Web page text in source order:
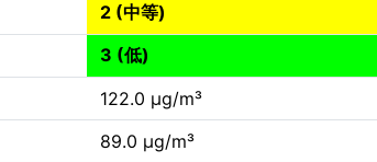
2 (中等)
3 (低)
122.0 µg/m³
89.0 µg/m³